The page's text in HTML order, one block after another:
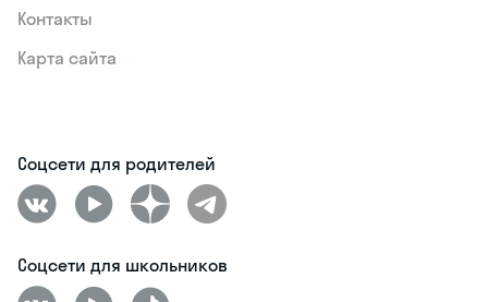
Контакты
Карта сайта
Соцсети для родителей
Соцсети для школьников